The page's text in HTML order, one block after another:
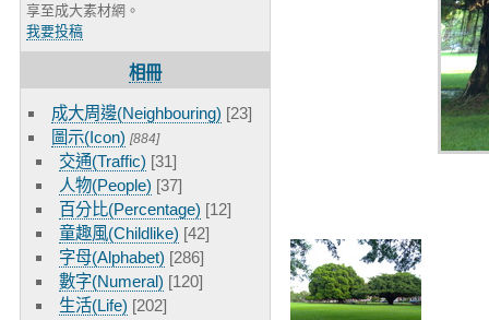
享至成大素材網。
我要投稿
相冊
成大周邊(Neighbouring) [23]
圖示(Icon) [884]
交通(Traffic) [31]
人物(People) [37]
百分比(Percentage) [12]
童趣風(Childlike) [42]
字母(Alphabet) [286]
數字(Numeral) [120]
生活(Life) [202]